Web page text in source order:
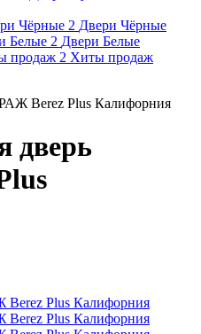
Двери Чёрные
Двери Белые
Хиты продаж
Berez Plus Калифорния
дверь